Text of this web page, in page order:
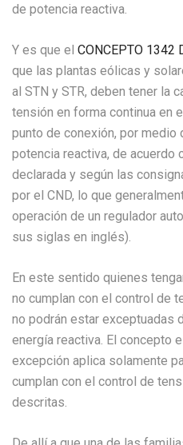
de potencia reactiva.
Y es que el CONCEPTO 1342
que las plantas eólicas y
al STN y STR, deben tener la
tensión en forma continua en
punto de conexión, por medio
potencia reactiva, de acuerdo
declarada y según las
por el CND, lo que
operación de un regulador
sus siglas en inglés).
En este sentido quienes
no cumplan con el control de
no podrán estar exceptuadas
energía reactiva. El concepto
excepción aplica solamente
cumplan con el control de
descritas.